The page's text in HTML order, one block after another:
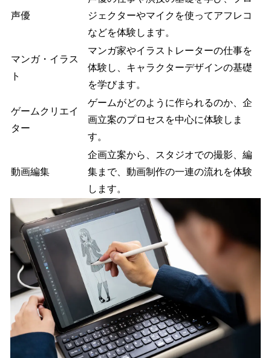
声優
ジェクターやマイクを使ってアフレコ
などを体験します。
マンガ・イラス
ト
マンガ家やイラストレーターの仕事を
体験し、キャラクターデザインの基礎
を学びます。
ゲームクリエイ
ター
ゲームがどのように作られるのか、企
画立案のプロセスを中心に体験しま
す。
動画編集
企画立案から、スタジオでの撮影、編
集まで、動画制作の一連の流れを体験
します。